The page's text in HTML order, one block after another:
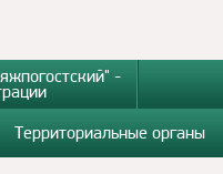
-
Территориальные органы